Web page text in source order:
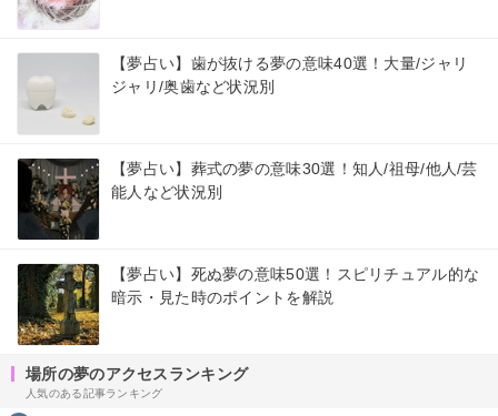
【夢占い】歯が抜ける夢の意味40選！大量/ジャリ
ジャリ/奥歯など状況別
【夢占い】葬式の夢の意味30選！知人/祖母/他人/芸
能人など状況別
【夢占い】死ぬ夢の意味50選！スピリチュアル的な
暗示・見た時のポイントを解説
場所の夢のアクセスランキング
人気のある記事ランキング